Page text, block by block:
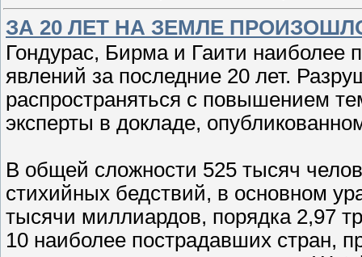
ЗА 20 ЛЕТ НА ЗЕМЛЕ
Гондурас, Бирма и Гаити наиболее
явлений за последние 20 лет.
распространяться с повышением
эксперты в докладе,
В общей сложности 525 тысяч
стихийных бедствий, в основном
тысячи миллиардов, порядка 2,97
10 наиболее пострадавших стран,